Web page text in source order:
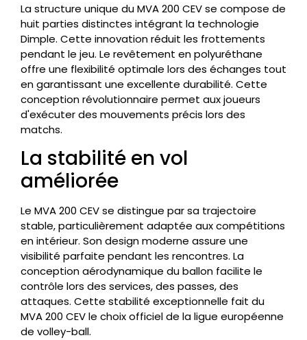
La structure unique du MVA 200 CEV se compose de
huit parties distinctes intégrant la technologie
Dimple. Cette innovation réduit les frottements
pendant le jeu. Le revêtement en polyuréthane
offre une flexibilité optimale lors des échanges tout
en garantissant une excellente durabilité. Cette
conception révolutionnaire permet aux joueurs
d'exécuter des mouvements précis lors des
matchs.
La stabilité en vol
améliorée
Le MVA 200 CEV se distingue par sa trajectoire
stable, particulièrement adaptée aux compétitions
en intérieur. Son design moderne assure une
visibilité parfaite pendant les rencontres. La
conception aérodynamique du ballon facilite le
contrôle lors des services, des passes, des
attaques. Cette stabilité exceptionnelle fait du
MVA 200 CEV le choix officiel de la ligue européenne
de volley-ball.